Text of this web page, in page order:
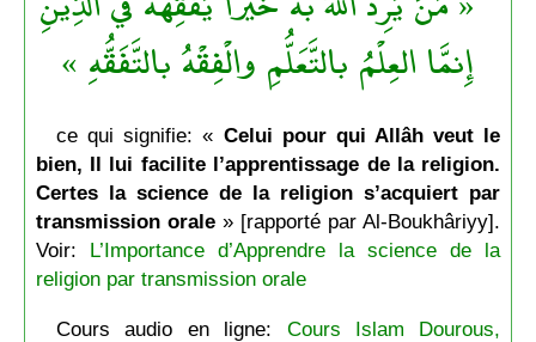
إِنمَّا العِلْمُ بالتَّعَلُّمِ والْفِقْهُ بالتَّفَقُّهِ »
ce qui signifie: « Celui pour qui Allâh veut le
bien, Il lui facilite l’apprentissage de la religion.
Certes la science de la religion s’acquiert par
transmission orale» [rapporté par Al-Boukhâriyy].
Voir: L’Importance d’Apprendre la science de la
religion par transmission orale
Cours audio en ligne: Cours Islam Dourous,